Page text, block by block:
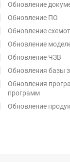
Обновление
Обновление ПО
Обновление
Обновление
Обновление ЧЗВ
Обновления базы
Обновления
программ
Обновление